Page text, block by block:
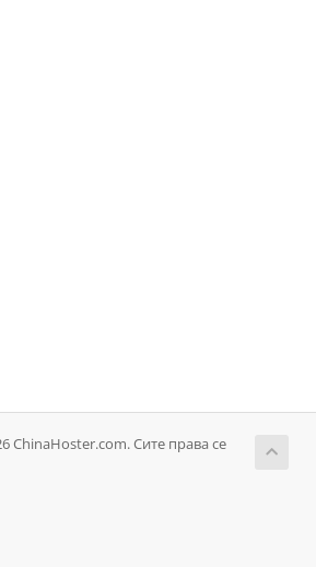
ChinaHoster.com. Сите права се